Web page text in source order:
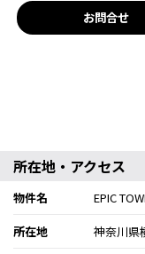
お問合せ
所在地・アクセス
物件名
EPIC
所在地
神奈川県